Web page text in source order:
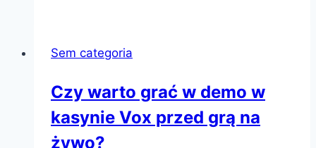
бонусов
Sem categoria
Czy warto grać w demo w
kasynie Vox przed grą na
żywo?